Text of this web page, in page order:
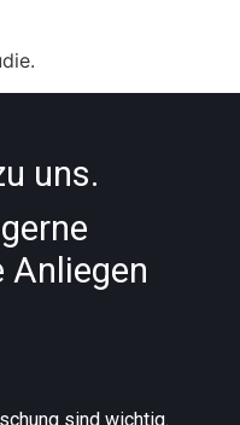
uns.
Anliegen
sind wichtig.